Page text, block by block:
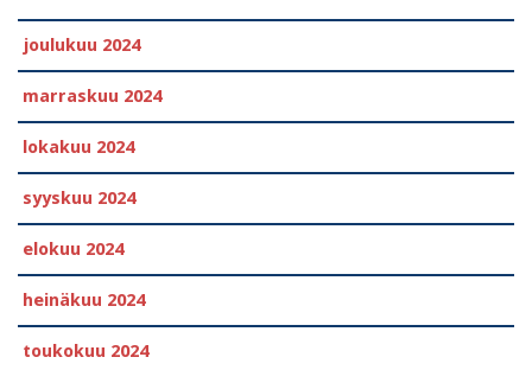
joulukuu 2024
marraskuu 2024
lokakuu 2024
syyskuu 2024
elokuu 2024
heinäkuu 2024
toukokuu 2024